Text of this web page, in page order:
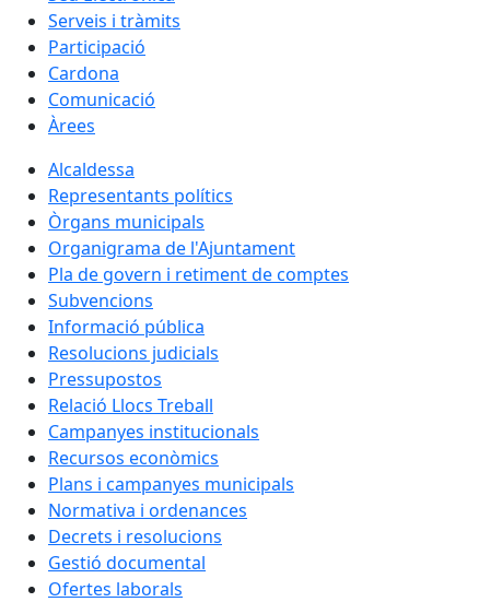
Serveis i tràmits
Participació
Cardona
Comunicació
Àrees
Alcaldessa
Representants polítics
Òrgans municipals
Organigrama de l'Ajuntament
Pla de govern i retiment de comptes
Subvencions
Informació pública
Resolucions judicials
Pressupostos
Relació Llocs Treball
Campanyes institucionals
Recursos econòmics
Plans i campanyes municipals
Normativa i ordenances
Decrets i resolucions
Gestió documental
Ofertes laborals